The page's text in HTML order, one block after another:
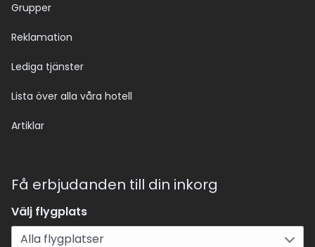
Grupper
Reklamation
Lediga tjänster
Lista över alla våra hotell
Artiklar
Få erbjudanden till din inkorg
Välj flygplats